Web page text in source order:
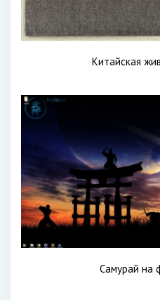
Китайская
Самурай на